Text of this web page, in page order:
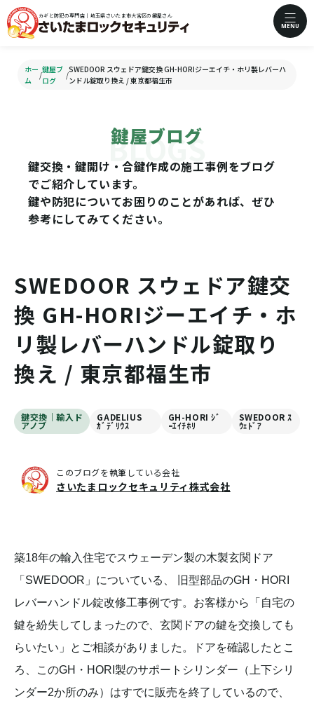
カギと防犯の専門店｜埼玉県さいたま市大宮区の鍵屋さん
MENU
ホー
ム
/
鍵屋ブ
ログ
/
SWEDOOR スウェドア鍵交換 GH-HORIジーエイチ・ホリ製レバーハ
ンドル錠取り換え / 東京都福生市
鍵屋ブログ
鍵交換・鍵開け・合鍵作成の施工事例をブログ
でご紹介しています。
鍵や防犯についてお困りのことがあれば、ぜひ
参考にしてみてください。
SWEDOOR スウェドア鍵交
換 GH-HORIジーエイチ・ホ
リ製レバーハンドル錠取り
換え / 東京都福生市
鍵交換｜輸入ド
アノブ
GADELIUS
ｶﾞﾃﾞﾘｳｽ
GH-HORI ｼﾞ
ｰｴｲﾁﾎﾘ
SWEDOOR ｽ
ｳｪﾄﾞｱ
このブログを執筆している会社
さいたまロックセキュリティ株式会社
築18年の輸入住宅でスウェーデン製の木製玄関ドア
「SWEDOOR」についている、 旧型部品のGH・HORI
レバーハンドル錠改修工事例です。お客様から「自宅の
鍵を紛失してしまったので、玄関ドアの鍵を交換しても
らいたい」とご相談がありました。ドアを確認したとこ
ろ、このGH・HORI製のサポートシリンダー（上下シリ
ンダー2か所のみ）はすでに販売を終了しているので、